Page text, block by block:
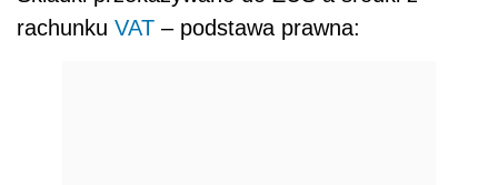
rachunku VAT – podstawa prawna: